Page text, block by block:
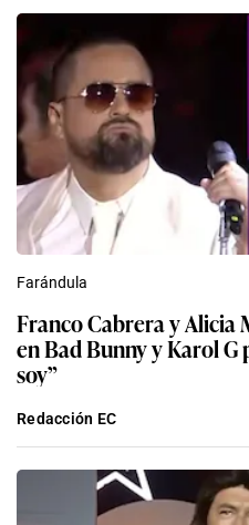
Farándula
Franco Cabrera y Alicia
en Bad Bunny y Karol G
soy”
Redacción EC